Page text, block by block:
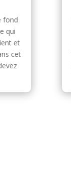
fond
qui
et
cet